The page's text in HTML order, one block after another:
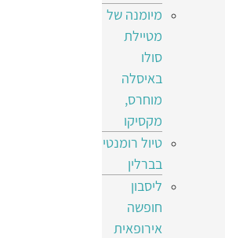
מיומנה של
מטיילת
סולו
באיסלה
מוחרס,
מקסיקו
טיול רומנטי
בברלין
ליסבון
חופשה
אירופאית